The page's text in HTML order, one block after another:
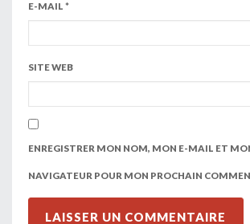
E-MAIL *
SITE WEB
ENREGISTRER MON NOM, MON E-MAIL ET
NAVIGATEUR POUR MON PROCHAIN